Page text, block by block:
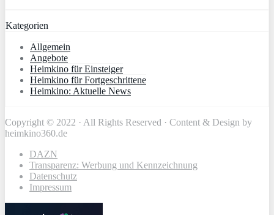
Kategorien
Allgemein
Angebote
Heimkino für Einsteiger
Heimkino für Fortgeschrittene
Heimkino: Aktuelle News
Copyright © 2022 · All Rights Reserved · Content & Design by
heimkino360.de
DAZN
Transparenz: Werbung und Kennzeichnung
Datenschutz
Impressum